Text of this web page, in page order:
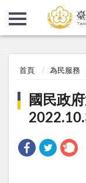
首頁 為民服務
國民政